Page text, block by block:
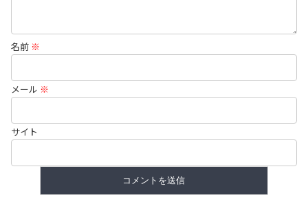
名前 ※
メール ※
サイト